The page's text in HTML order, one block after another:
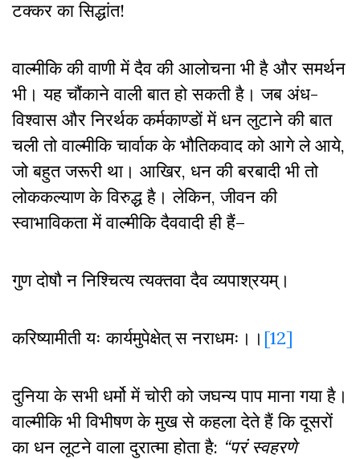
टक्कर का सिद्धांत!
वाल्मीकि की वाणी में दैव की आलोचना भी है और समर्थन
भी। यह चौंकाने वाली बात हो सकती है। जब अंध-
विश्वास और निरर्थक कर्मकाण्डों में धन लुटाने की बात
चली तो वाल्मीकि चार्वाक के भौतिकवाद को आगे ले आये,
जो बहुत जरूरी था। आखिर, धन की बरबादी भी तो
लोककल्याण के विरुद्ध है। लेकिन,जीवन की
स्वाभाविकता में वाल्मीकि दैववादी ही हैं–
गुण दोषौ न निश्चित्य त्यक्तवा दैव व्यपाश्रयम्।
करिष्यामीती यः कार्यमुपेक्षेत् स नराधमः।। [12]
दुनिया के सभी धर्मो में चोरी को जघन्य पाप माना गया है।
वाल्मीकि भी विभीषण के मुख से कहला देते हैं कि दूसरों
का धन लूटने वाला दुरात्मा होता है: “परं स्वहरणे